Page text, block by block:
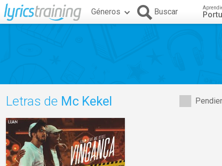
Géneros Buscar
Letras de Mc Kekel